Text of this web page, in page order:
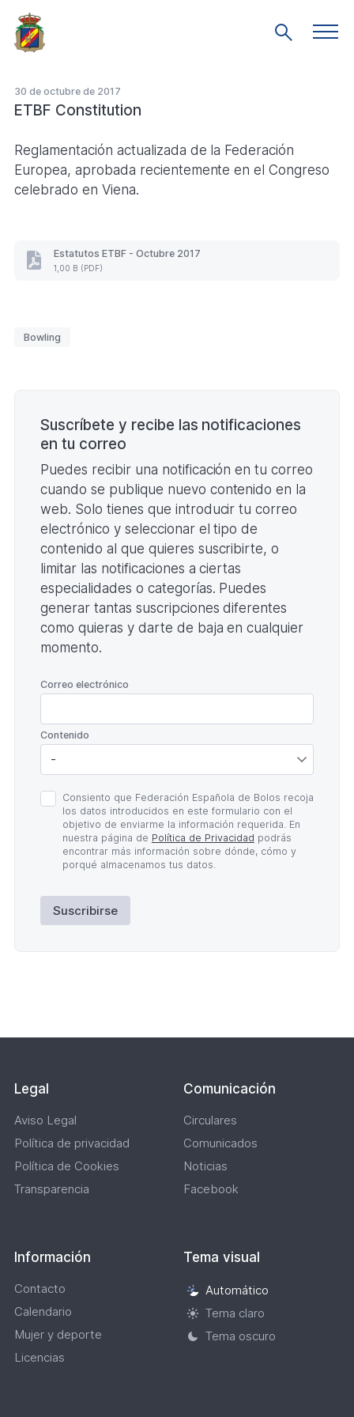
Saltar
al
contenido
Mostrar
30 de octubre de 2017
ETBF Constitution
Reglamentación actualizada de la Federación
Europea, aprobada recientemente en el Congreso
celebrado en Viena.
Estatutos ETBF - Octubre 2017
1,00 B (PDF)
Estatutos
(Formato
Bowling
Suscríbete y recibe las notificaciones
en tu correo
Puedes recibir una notificación en tu correo
cuando se publique nuevo contenido en la
web. Solo tienes que introducir tu correo
electrónico y seleccionar el tipo de
contenido al que quieres suscribirte, o
limitar las notificaciones a ciertas
especialidades o categorías. Puedes
generar tantas suscripciones diferentes
como quieras y darte de baja en cualquier
momento.
Correo electrónico
Contenido
Política
de
Privacidad
Consiento que Federación Española de Bolos recoja
los datos introducidos en este formulario con el
objetivo de enviarme la información requerida. En
nuestra página de Política de Privacidad podrás
encontrar más información sobre dónde, cómo y
porqué almacenamos tus datos.
Suscribirse
Legal
Aviso Legal
Política de privacidad
Política de Cookies
Transparencia
Comunicación
Circulares
Comunicados
Noticias
Facebook
Información
Contacto
Calendario
Mujer y deporte
Licencias
Tema visual
Selección
de
tema
Automático
Tema claro
Tema oscuro